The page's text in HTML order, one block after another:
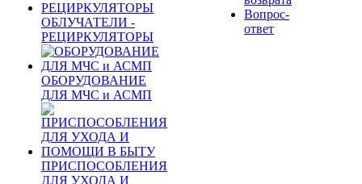
ОБЛУЧАТЕЛИ -
РЕЦИРКУЛЯТОРЫ
ОБОРУДОВАНИЕ
ДЛЯ МЧС и АСМП
ПРИСПОСОБЛЕНИЯ
ДЛЯ УХОДА И
Вопрос-
ответ